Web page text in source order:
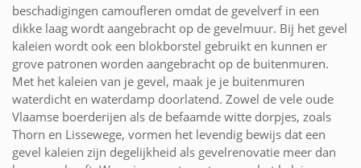
beschadigingen camoufleren omdat de gevelverf in een
dikke laag wordt aangebracht op de gevelmuur. Bij het gevel
kaleien wordt ook een blokborstel gebruikt en kunnen er
grove patronen worden aangebracht op de buitenmuren.
Met het kaleien van je gevel, maak je je buitenmuren
waterdicht en waterdamp doorlatend. Zowel de vele oude
Vlaamse boerderijen als de befaamde witte dorpjes, zoals
Thorn en Lissewege, vormen het levendig bewijs dat een
gevel kaleien zijn degelijkheid als gevelrenovatie meer dan